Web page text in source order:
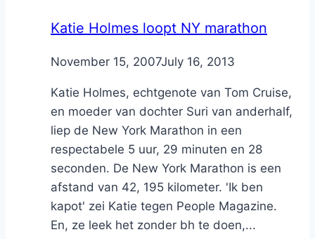
Katie Holmes loopt NY marathon
ByNicole
November 15, 2007July 16, 2013
Katie Holmes, echtgenote van Tom Cruise,
en moeder van dochter Suri van anderhalf,
liep de New York Marathon in een
respectabele 5 uur, 29 minuten en 28
seconden. De New York Marathon is een
afstand van 42, 195 kilometer. 'Ik ben
kapot' zei Katie tegen People Magazine.
En, ze leek het zonder bh te doen,...